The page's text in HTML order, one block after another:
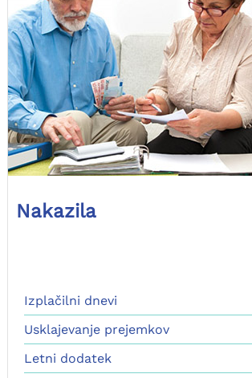
Nakazila
Izplačilni dnevi
Usklajevanje prejemkov
Letni dodatek